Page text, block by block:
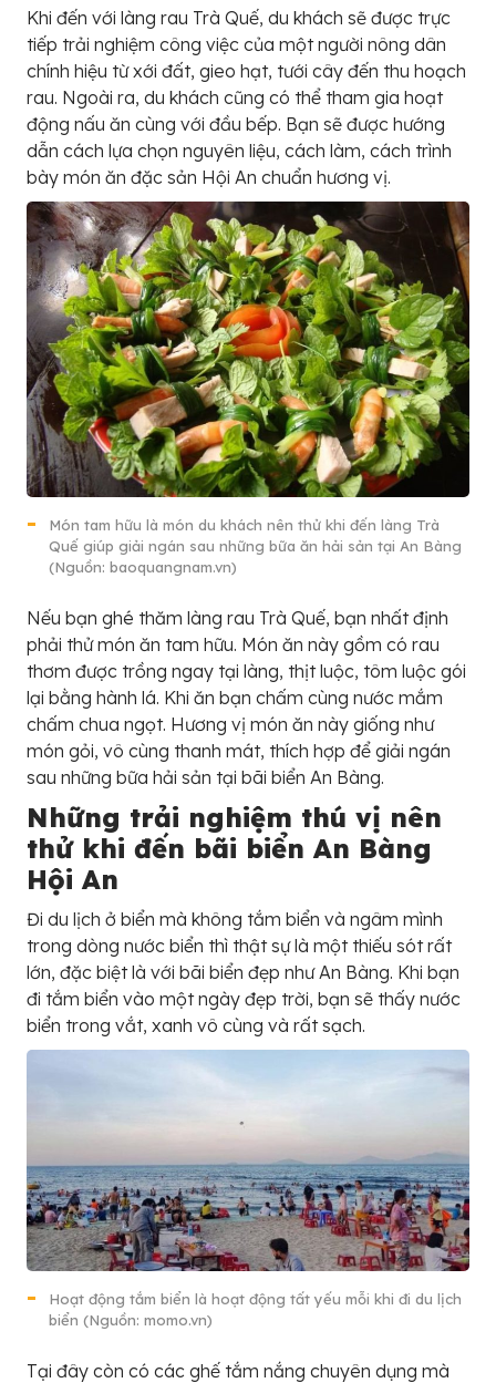
Khi đến với làng rau Trà Quế, du khách sẽ được trực
tiếp trải nghiệm công việc của một người nông dân
chính hiệu từ xới đất, gieo hạt, tưới cây đến thu hoạch
rau. Ngoài ra, du khách cũng có thể tham gia hoạt
động nấu ăn cùng với đầu bếp. Bạn sẽ được hướng
dẫn cách lựa chọn nguyên liệu, cách làm, cách trình
bày món ăn đặc sản Hội An chuẩn hương vị.
Món tam hữu là món du khách nên thử khi đến làng Trà
Quế giúp giải ngán sau những bữa ăn hải sản tại An Bàng
(Nguồn: baoquangnam.vn)
Nếu bạn ghé thăm làng rau Trà Quế, bạn nhất định
phải thử món ăn tam hữu. Món ăn này gồm có rau
thơm được trồng ngay tại làng, thịt luộc, tôm luộc gói
lại bằng hành lá. Khi ăn bạn chấm cùng nước mắm
chấm chua ngọt. Hương vị món ăn này giống như
món gỏi, vô cùng thanh mát, thích hợp để giải ngán
sau những bữa hải sản tại bãi biển An Bàng.
Những trải nghiệm thú vị nên
thử khi đến bãi biển An Bàng
Hội An
Đi du lịch ở biển mà không tắm biển và ngâm mình
trong dòng nước biển thì thật sự là một thiếu sót rất
lớn, đặc biệt là với bãi biển đẹp như An Bàng. Khi bạn
đi tắm biển vào một ngày đẹp trời, bạn sẽ thấy nước
biển trong vắt, xanh vô cùng và rất sạch.
Hoạt động tắm biển là hoạt động tất yếu mỗi khi đi du lịch
biển (Nguồn: momo.vn)
Tại đây còn có các ghế tắm nắng chuyên dụng mà